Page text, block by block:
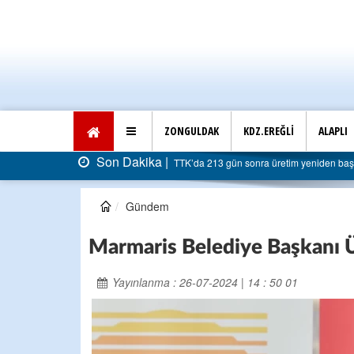
ZONGULDAK KDZ.EREĞLİ ALAPLI
Son Dakika |TTK’da 213 gün sonra üretim yeniden başladı:
Gündem
Marmaris Belediye Başkanı
Yayınlanma : 26-07-2024 | 14 : 50 01